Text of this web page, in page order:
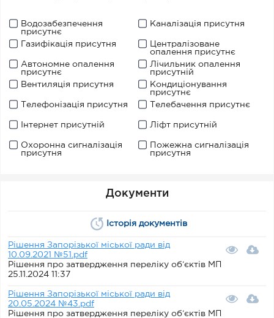
Водозабезпечення
присутнє
Каналізація присутня
Газифікація присутня
Централізоване
опалення присутнє
Автономне опалення
присутнє
Лічильник опалення
присутній
Вентиляція присутня
Кондиціонування
присутнє
Телефонізація присутня
Телебачення присутнє
Інтернет присутній Ліфт присутній
Охоронна сигналізація
присутня
Пожежна сигналізація
присутня
Документи
Історія документів
Рішення Запорізької міської ради від
10.09.2021 №51.pdf
Рішення про затвердження переліку об’єктів МП
25.11.2024 11:37
Рішення Запорізької міської ради від
20.05.2024 №43.pdf
Рішення про затвердження переліку об’єктів МП